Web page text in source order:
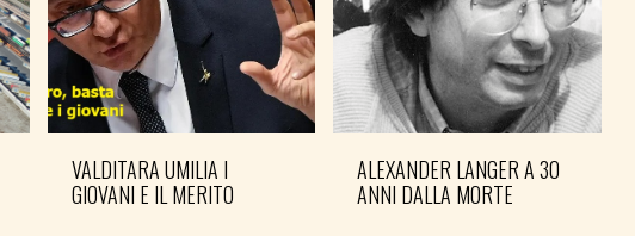
VALDITARA UMILIA I
GIOVANI E IL MERITO
ALEXANDER LANGER A 30
ANNI DALLA MORTE